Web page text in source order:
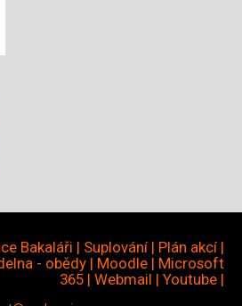
Bakaláři | Suplování | Plán akcí |
- obědy | Moodle | Microsoft
365 | Webmail | Youtube |